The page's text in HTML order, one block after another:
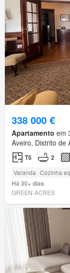
338 000 €
Apartamento em
Aveiro, Distrito de
T5 2
Varanda Cozinha
Há 30+ dias
GREEN-ACRES